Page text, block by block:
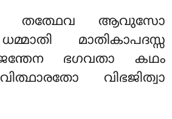
തത്ഥേവ ആവുസോ
മാതികാപദസ്സ
ഭഗവതാ കഥം
വിഭജിത്വാ